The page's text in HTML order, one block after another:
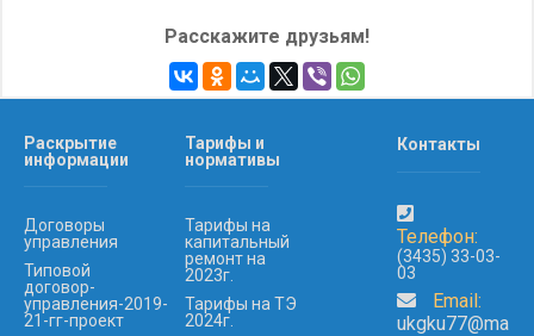
Расскажите друзьям!
Раскрытие
информации
Договоры
управления
Типовой
договор-
управления-2019-
21-гг-проект
Тарифы и
нормативы
Тарифы на
капитальный
ремонт на
2023г.
Тарифы на ТЭ
2024г.
Контакты
Телефон:
(3435) 33-03-
03
Email: